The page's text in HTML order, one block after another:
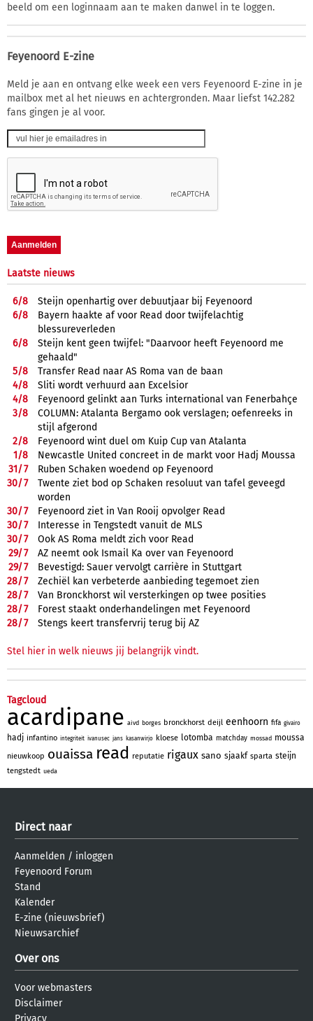
beeld om een loginnaam aan te maken danwel in te loggen.
Feyenoord E-zine
Meld je aan en ontvang elke week een vers Feyenoord E-zine in je
mailbox met al het nieuws en achtergronden. Maar liefst 142.282
fans gingen je al voor.
Laatste nieuws
6/8
Steijn openhartig over debuutjaar bij Feyenoord
6/8
Bayern haakte af voor Read door twijfelachtig
blessureverleden
6/8
Steijn kent geen twijfel: "Daarvoor heeft Feyenoord me
gehaald"
5/8
Transfer Read naar AS Roma van de baan
4/8
Sliti wordt verhuurd aan Excelsior
4/8
Feyenoord gelinkt aan Turks international van Fenerbahçe
3/8
COLUMN: Atalanta Bergamo ook verslagen; oefenreeks in
stijl afgerond
2/8
Feyenoord wint duel om Kuip Cup van Atalanta
1/8
Newcastle United concreet in de markt voor Hadj Moussa
31/7
Ruben Schaken woedend op Feyenoord
30/7
Twente ziet bod op Schaken resoluut van tafel geveegd
worden
30/7
Feyenoord ziet in Van Rooij opvolger Read
30/7
Interesse in Tengstedt vanuit de MLS
30/7
Ook AS Roma meldt zich voor Read
29/7
AZ neemt ook Ismail Ka over van Feyenoord
29/7
Bevestigd: Sauer vervolgt carrière in Stuttgart
28/7
Zechiël kan verbeterde aanbieding tegemoet zien
28/7
Van Bronckhorst wil versterkingen op twee posities
28/7
Forest staakt onderhandelingen met Feyenoord
28/7 Stengs keert transfervrij terug bij AZ
Stel hier in welk nieuws jij belangrijk vindt.
Tagcloud
acardipane aivd borges bronckhorst deijl eenhoorn fifa givairo
hadj infantino integriteit ivanusec jans kasanwirjo kloese lotomba matchday mossad moussa
nieuwkoop ouaissa read reputatie rigaux sano sjaakf sparta steijn
tengstedt ueda
Direct naar
Aanmelden / inloggen
Feyenoord Forum
Stand
Kalender
E-zine (nieuwsbrief)
Nieuwsarchief
Over ons
Voor webmasters
Disclaimer
Privacy